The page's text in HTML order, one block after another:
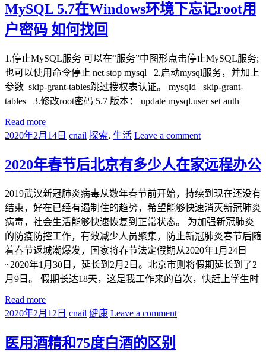
MySQL 5.7在Windows环境下忘记root用
户密码 如何找回
1.停止MySQL服务 可以在“服务”中图形点击停止MySQL服务;
也可以使用命令停止 net stop mysql 2.启动mysql服务，并加上
参数–skip-grant-tables跳过授权表认证。 mysqld –skip-grant-
tables 3.修改root密码 5.7 版本： update mysql.user set auth
Read more
2020年2月14日 cnail 探索, 生活 Leave a comment
2020年春节后北京有多少人在家远程办公
2019武汉新冠肺炎病毒从数年春节前开始，持续到现在还没有
结束，好在已经有遏制住的趋势，希望能够快速消灭新冠肺炎
病毒，社会生活能够快速恢复到正常状态。 为加强新冠肺炎
的防疫防控工作，有效减少人员聚集，防止新冠肺炎春节后随
着春节返城潮爆发，国家将春节法定假期从2020年1月24日
~2020年1月30日，延长到2月2日。北京市则将假期延长到了2
月9日。 假期长达18天，这是我工作来的首次，快赶上学生时
Read more
2020年2月12日 cnail 健康 Leave a comment
医用酒精和75度白酒的区别